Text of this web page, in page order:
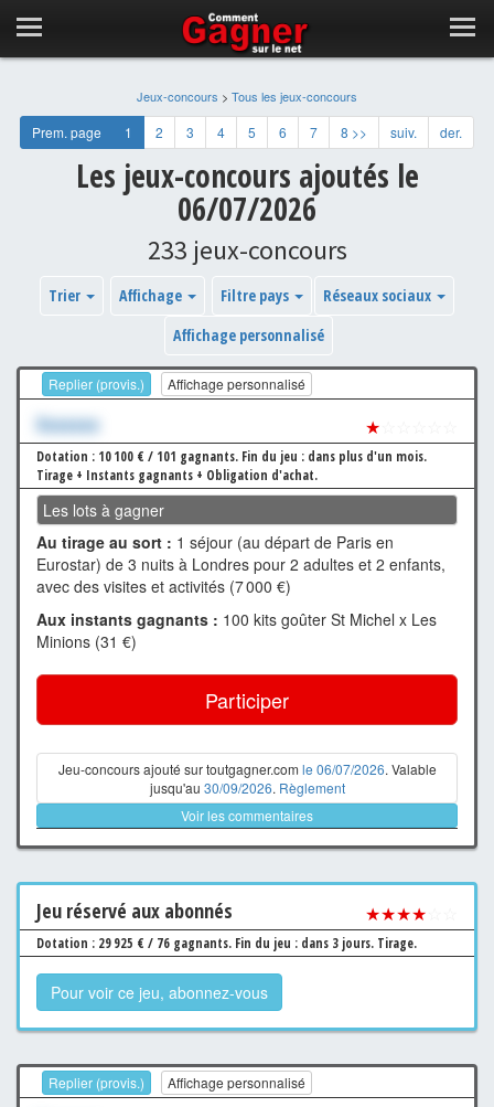
Jeux-concours > Tous les jeux-concours
Prem. page 1 2 3 4 5 6 7 8 >> suiv. der.
Les jeux-concours ajoutés le
06/07/2026
233 jeux-concours
Trier Affichage Filtre pays
Réseaux sociaux
Affichage personnalisé
Replier (provis.) Affichage personnalisé
Xxxxxxx ★
Dotation : 10 100 € / 101 gagnants. Fin du jeu : dans plus d'un mois.
Tirage + Instants gagnants + Obligation d'achat.
Les lots à gagner
Au tirage au sort : 1 séjour (au départ de Paris en
Eurostar) de 3 nuits à Londres pour 2 adultes et 2 enfants,
avec des visites et activités (7 000 €)
Aux instants gagnants : 100 kits goûter St Michel x Les
Minions (31 €)
Participer
Jeu-concours ajouté sur toutgagner.com le 06/07/2026. Valable
jusqu'au 30/09/2026. Règlement
Voir les commentaires
Jeu réservé aux abonnés ★★★★
Dotation : 29 925 € / 76 gagnants. Fin du jeu : dans 3 jours. Tirage.
Pour voir ce jeu, abonnez-vous
Replier (provis.) Affichage personnalisé